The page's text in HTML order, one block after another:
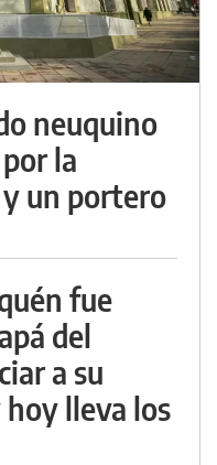
neuquino
la
un portero
fue
del
a su
lleva los